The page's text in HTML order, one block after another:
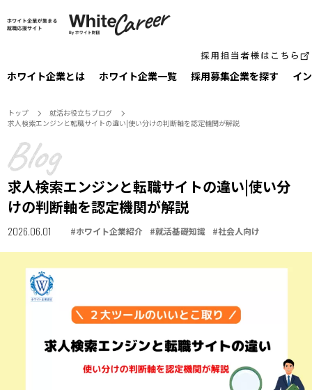
ホワイト企業とは ホワイト企業一覧 採⽤募集企業を探す イ
トップ
就活お役⽴ちブログ
求人検索エンジンと転職サイトの違い|使い分けの判断軸を認定機関が解説
求人検索エンジンと転職サイトの違い|使い分
けの判断軸を認定機関が解説
2026.06.01 #ホワイト企業紹介 #就活基礎知識 #社会人向け